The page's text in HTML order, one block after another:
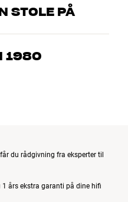
STOLE PÅ
som kender produkterne
løsning, der passer
1980
du rådgivning fra eksperter til
års ekstra garanti på dine hifi